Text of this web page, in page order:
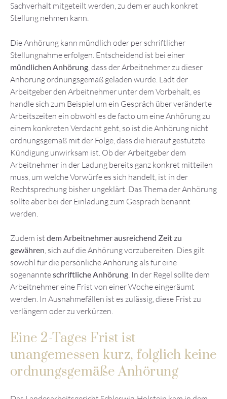
Sachverhalt mitgeteilt werden, zu dem er auch konkret
Stellung nehmen kann.
Die Anhörung kann mündlich oder per schriftlicher
Stellungnahme erfolgen. Entscheidend ist bei einer
mündlichen Anhörung , dass der Arbeitnehmer zu dieser
Anhörung ordnungsgemäß geladen wurde. Lädt der
Arbeitgeber den Arbeitnehmer unter dem Vorbehalt, es
handle sich zum Beispiel um ein Gespräch über veränderte
Arbeitszeiten ein obwohl es de facto um eine Anhörung zu
einem konkreten Verdacht geht, so ist die Anhörung nicht
ordnungsgemäß mit der Folge, dass die hierauf gestützte
Kündigung unwirksam ist. Ob der Arbeitgeber dem
Arbeitnehmer in der Ladung bereits ganz konkret mitteilen
muss, um welche Vorwürfe es sich handelt, ist in der
Rechtsprechung bisher ungeklärt. Das Thema der Anhörung
sollte aber bei der Einladung zum Gespräch benannt
werden.
Zudem ist dem Arbeitnehmer ausreichend Zeit zu
gewähren, sich auf die Anhörung vorzubereiten. Dies gilt
sowohl für die persönliche Anhörung als für eine
sogenannteschriftliche Anhörung. In der Regel sollte dem
Arbeitnehmer eine Frist von einer Woche eingeräumt
werden. In Ausnahmefällen ist es zulässig, diese Frist zu
verlängern oder zu verkürzen.
Eine 2-Tages Frist ist
unangemessen kurz, folglich keine
ordnungsgemäße Anhörung